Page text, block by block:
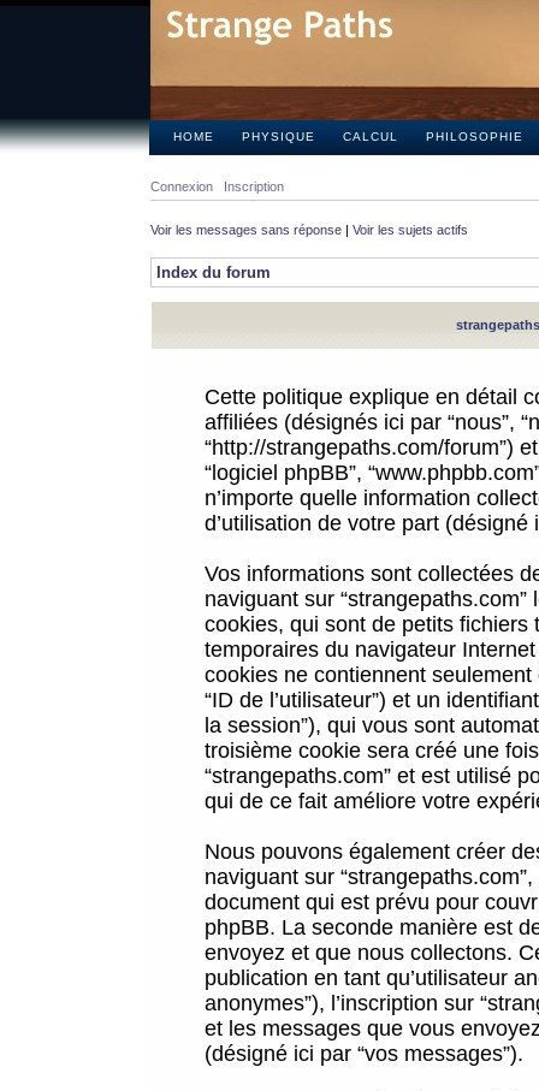
HOME PHYSIQUE CALCUL PHILOSOPHIE
Connexion Inscription
Voir les messages sans réponse | Voir les sujets actifs
Index du forum
Cette politique explique en détail
affiliées (désignés ici par “nous”,
“http://strangepaths.com/forum”)
“logiciel phpBB”,
n’importe quelle information
d’utilisation de votre part (désigné
Vos informations sont collectées
naviguant sur
cookies, qui sont de petits
temporaires du navigateur
cookies ne contiennent
“ID de l’utilisateur”) et un
la session”), qui vous sont
troisième cookie sera créé une
“strangepaths.com” et est utilisé
qui de ce fait améliore votre
Nous pouvons également créer
naviguant sur
document qui est prévu pour
phpBB. La seconde manière est
envoyez et que nous collectons.
publication en tant qu’utilisateur
anonymes”), l’inscription sur
et les messages que vous
(désigné ici par “vos messages”).